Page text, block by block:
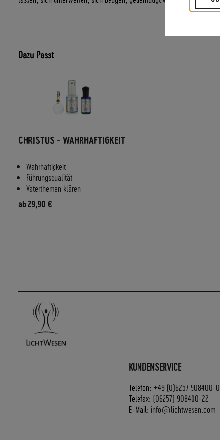
Dazu Passt
CHRISTUS - WAHRHAFTIGKEIT
Wahrhaftigkeit
Führungsqualität
Vaterthemen klären
ab 29,90 €
KUNDENSERVICE
Telefon: +49 (0)6257 908400-0
Telefax: (06257) 908400-22
E-Mail: info@lichtwesen.com